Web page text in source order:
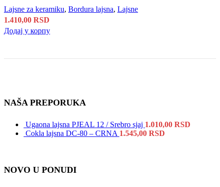
Lajsne za keramiku, Bordura lajsna, Lajsne
1.410,00 RSD
Додај у корпу
NAŠA PREPORUKA
Ugaona lajsna PJEAL 12 / Srebro sjaj 1.010,00 RSD
Cokla lajsna DC-80 – CRNA 1.545,00 RSD
NOVO U PONUDI